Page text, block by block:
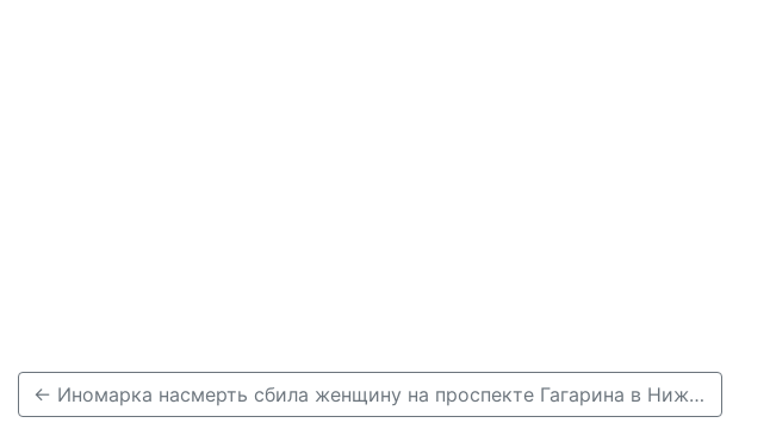
← Иномарка насмерть сбила женщину на проспекте Гагарина в Нижнем